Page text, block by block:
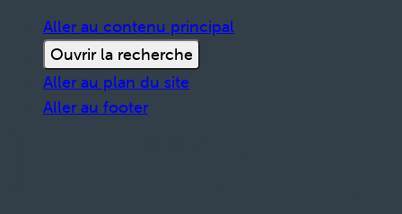
Aller au contenu principal
Ouvrir la recherche
Aller au plan du site
Aller au footer